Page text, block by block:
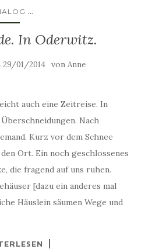
...
In Oderwitz.
29/01/2014 von Anne
auch eine Zeitreise. In
Nach
Kurz vor dem Schnee
Ort. Ein noch geschlossenes
die fragend auf uns ruhen.
[dazu ein anderes mal
Häuslein säumen Wege und